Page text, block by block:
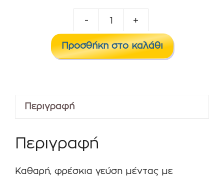
-
10ml/60ml
ποσότητα
+
Προσθήκη στο καλάθι
Περιγραφή
Περιγραφή
Καθαρή, φρέσκια γεύση μέντας με